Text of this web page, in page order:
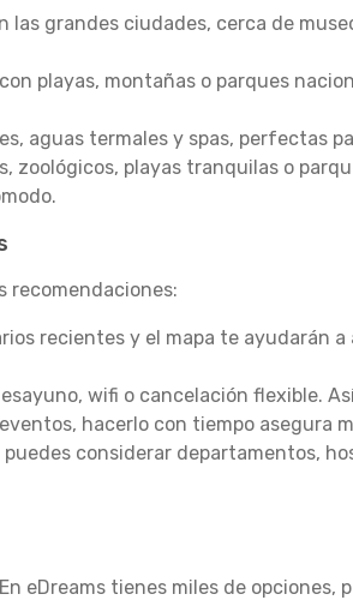
las grandes ciudades, cerca de
playas, montañas o parques
aguas termales y spas, perfectas
zoológicos, playas tranquilas o
recomendaciones:
recientes y el mapa te ayudarán
wifi o cancelación flexible.
hacerlo con tiempo asegura
considerar departamentos,
eDreams tienes miles de opciones,